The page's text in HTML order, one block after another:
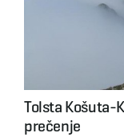
Tolsta Košuta-
prečenje